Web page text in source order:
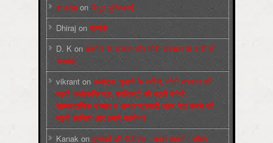
sneha on बिगुल पुस्तिकाएँ
Dhiraj on सम्पर्क
D. K on कश्मीर के हालात और मोदी सरकार के दावों की
सच्चाई
vikrant onकर्नाटक चुनावों के नतीजे, मोदी सरकार की
बढ़ती अलोकप्रियता, फ़ासिस्टों की बढ़ती बेचैनी,
साम्प्रदायिक उन्माद व अन्धराष्ट्रवादी लहर पैदा करने की
बढ़ती साज़िशें और हमारे कार्यभार
Kanak onपुस्‍तकों की पीडीएफ : कार्ल मार्क्‍स : जीवन